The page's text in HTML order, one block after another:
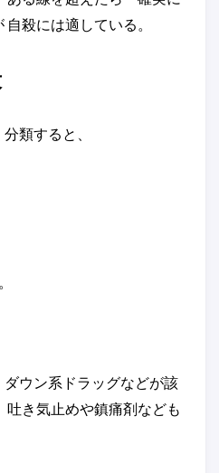
殺には適している。
類すると、
ウン系ドラッグなどが該
吐き気止めや鎮痛剤なども